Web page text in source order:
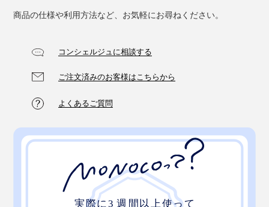
商品の仕様や利用方法など、お気軽にお尋ねください。
コンシェルジュに相談する
ご注文済みのお客様はこちらから
よくあるご質問